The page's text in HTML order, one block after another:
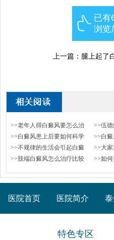
已有
浏览
上一篇： 腿上起了
>>老年人得白癜风要怎么治
>>伍
>>白癜风患上后要如何科学
>>白
>>不规律的生活会引起白癜
>>大
>>肢端白癜风怎么治疗比较
>>如
医院首页 医院简介
特色专区